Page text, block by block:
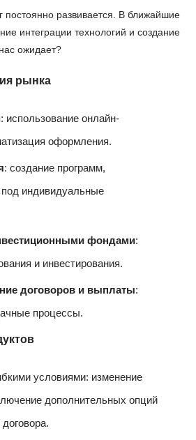
постоянно развивается. В ближайшие
интеграции технологий и создание
ожидает?
рынка
: использование онлайн-
оформления.
: создание программ,
индивидуальные
фондами:
и инвестирования.
договоров и выплаты:
процессы.
условиями: изменение
дополнительных опций